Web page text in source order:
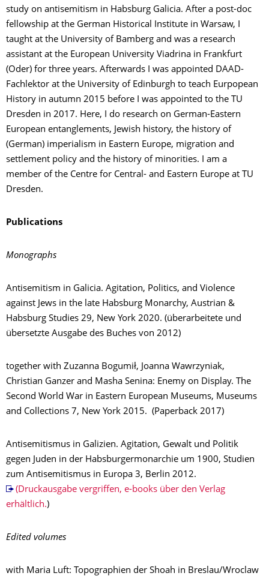
study on antisemitism in Habsburg Galicia. After a post-doc
fellowship at the German Historical Institute in Warsaw, I
taught at the University of Bamberg and was a research
assistant at the European University Viadrina in Frankfurt
(Oder) for three years. Afterwards I was appointed DAAD-
Fachlektor at the University of Edinburgh to teach Eurpopean
History in autumn 2015 before I was appointed to the TU
Dresden in 2017. Here, I do research on German-Eastern
European entanglements, Jewish history, the history of
(German) imperialism in Eastern Europe, migration and
settlement policy and the history of minorities. I am a
member of the Centre for Central- and Eastern Europe at TU
Dresden.
Publications
Monographs
Antisemitism in Galicia. Agitation, Politics, and Violence
against Jews in the late Habsburg Monarchy, Austrian &
Habsburg Studies 29, New York 2020. (überarbeitete und
übersetzte Ausgabe des Buches von 2012)
together with Zuzanna Bogumił, Joanna Wawrzyniak,
Christian Ganzer and Masha Senina: Enemy on Display. The
Second World War in Eastern European Museums, Museums
and Collections 7, New York 2015. (Paperback 2017)
Antisemitismus in Galizien. Agitation, Gewalt und Politik
gegen Juden in der Habsburgermonarchie um 1900, Studien
zum Antisemitismus in Europa 3, Berlin 2012.
(Druckausgabe vergriffen, e-books über den Verlag
erhältlich.)
Edited volumes
with Maria Luft: Topographien der Shoah in Breslau/Wroclaw